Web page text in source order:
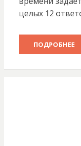
целых 12
ПОДРОБНЕЕ